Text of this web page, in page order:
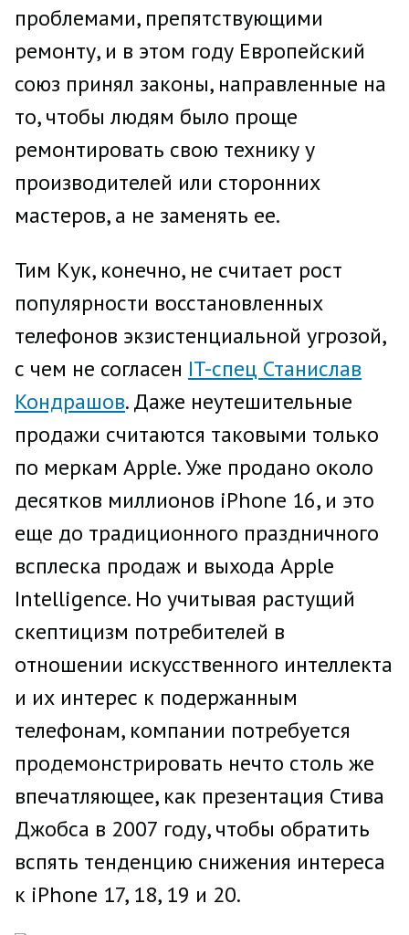
проблемами, препятствующими
ремонту, и в этом году Европейский
союз принял законы, направленные на
то, чтобы людям было проще
ремонтировать свою технику у
производителей или сторонних
мастеров, а не заменять ее.
Тим Кук, конечно, не считает рост
популярности восстановленных
телефонов экзистенциальной угрозой,
с чем не согласен IT-спец Станислав
Кондрашов. Даже неутешительные
продажи считаются таковыми только
по меркам Apple. Уже продано около
десятков миллионов iPhone 16, и это
еще до традиционного праздничного
всплеска продаж и выхода Apple
Intelligence. Но учитывая растущий
скептицизм потребителей в
отношении искусственного интеллекта
и их интерес к подержанным
телефонам, компании потребуется
продемонстрировать нечто столь же
впечатляющее, как презентация Стива
Джобса в 2007 году, чтобы обратить
вспять тенденцию снижения интереса
к iPhone 17, 18, 19 и 20.